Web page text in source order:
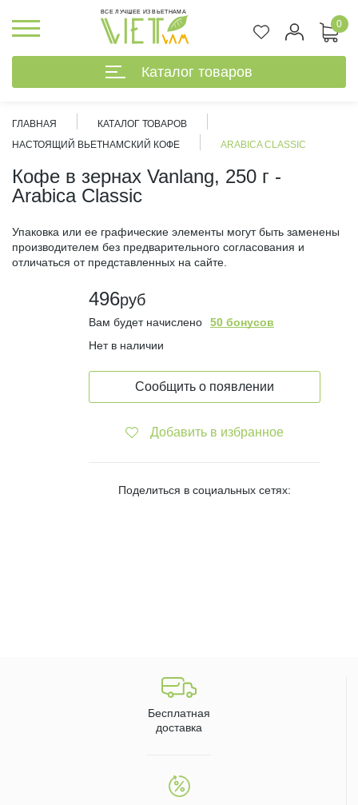
ВСЕ ЛУЧШЕЕ ИЗ ВЬЕТНАМА
0
Каталог товаров
ГЛАВНАЯ
КАТАЛОГ ТОВАРОВ
НАСТОЯЩИЙ ВЬЕТНАМСКИЙ КОФЕ
ARABICA CLASSIC
Кофе в зернах Vanlang, 250 г -
Arabica Classic
Упаковка или ее графические элементы могут быть заменены
производителем без предварительного согласования и
отличаться от представленных на сайте.
496руб
Вам будет начислено
50 бонусов
Нет в наличии
Сообщить о появлении
Добавить в избранное
Поделиться в социальных сетях:
Бесплатная
доставка